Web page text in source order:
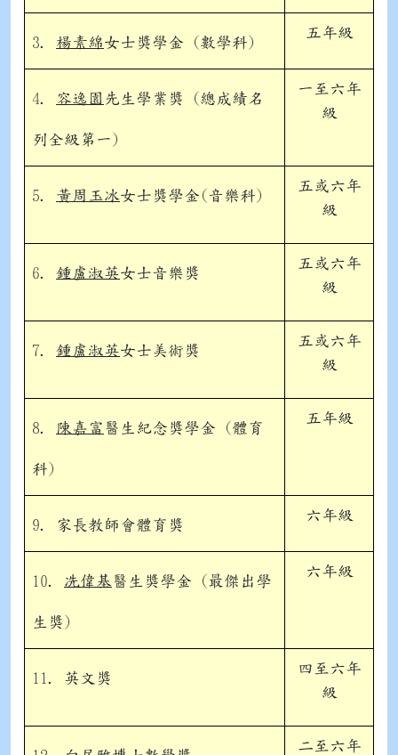
3. 楊素綿女士獎學金 (數學科)
五年級
4. 容逸園 先生學業獎 (總成績名
列全級第一)
一至六年
級
5. 黃周玉冰女士獎學金(音樂科)
五或六年
級
6. 鍾盧淑英女士音樂獎
五或六年
級
7. 鍾盧淑英女士美術獎
五或六年
級
8. 陳嘉富 醫生紀念獎學金 (體育
科)
五年級
9. 家長教師會體育獎
六年級
10. 冼偉基醫生獎學金 (最傑出學
生獎)
六年級
11. 英文獎
四至六年
級
二至六年